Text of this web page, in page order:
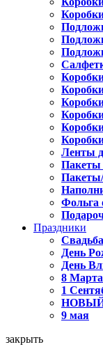
Ленты
Пакеты
Фольга
Праздники
Свадьба
День
День
8 Марта
1
9 мая
закрыть